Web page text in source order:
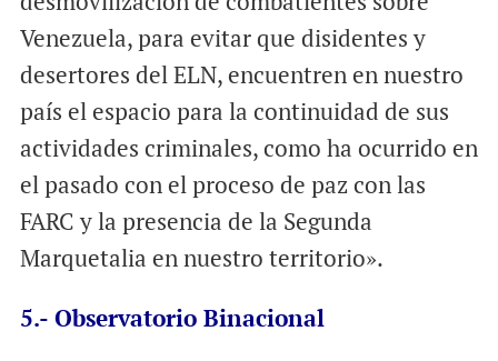
Venezuela, para evitar que disidentes y
desertores del ELN, encuentren en nuestro
país el espacio para la continuidad de sus
actividades criminales, como ha ocurrido en
el pasado con el proceso de paz con las
FARC y la presencia de la Segunda
Marquetalia en nuestro territorio».
5.- Observatorio Binacional